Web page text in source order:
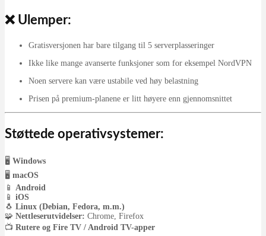
❌ Ulemper:
Gratisversjonen har bare tilgang til 5 serverplasseringer
Ikke like mange avanserte funksjoner som for eksempel NordVPN
Noen servere kan være ustabile ved høy belastning
Prisen på premium-planene er litt høyere enn gjennomsnittet
Støttede operativsystemer:
🖥️ Windows
🖥️ macOS
📱 Android
📱 iOS
🐧 Linux (Debian, Fedora, m.m.)
🧩 Nettleserutvidelser: Chrome, Firefox
📺 Rutere og Fire TV / Android TV-apper